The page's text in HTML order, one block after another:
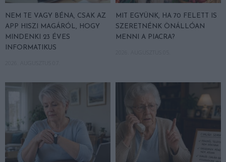
NEM TE VAGY BÉNA, CSAK AZ
APP HISZI MAGÁRÓL, HOGY
MINDENKI 23 ÉVES
INFORMATIKUS
MIT EGYÜNK, HA 70 FELETT IS
SZERETNÉNK ÖNÁLLÓAN
MENNI A PIACRA?